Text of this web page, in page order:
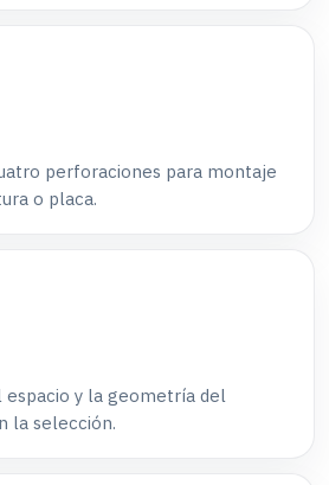
perforaciones para montaje
o placa.
espacio y la geometría del
la selección.